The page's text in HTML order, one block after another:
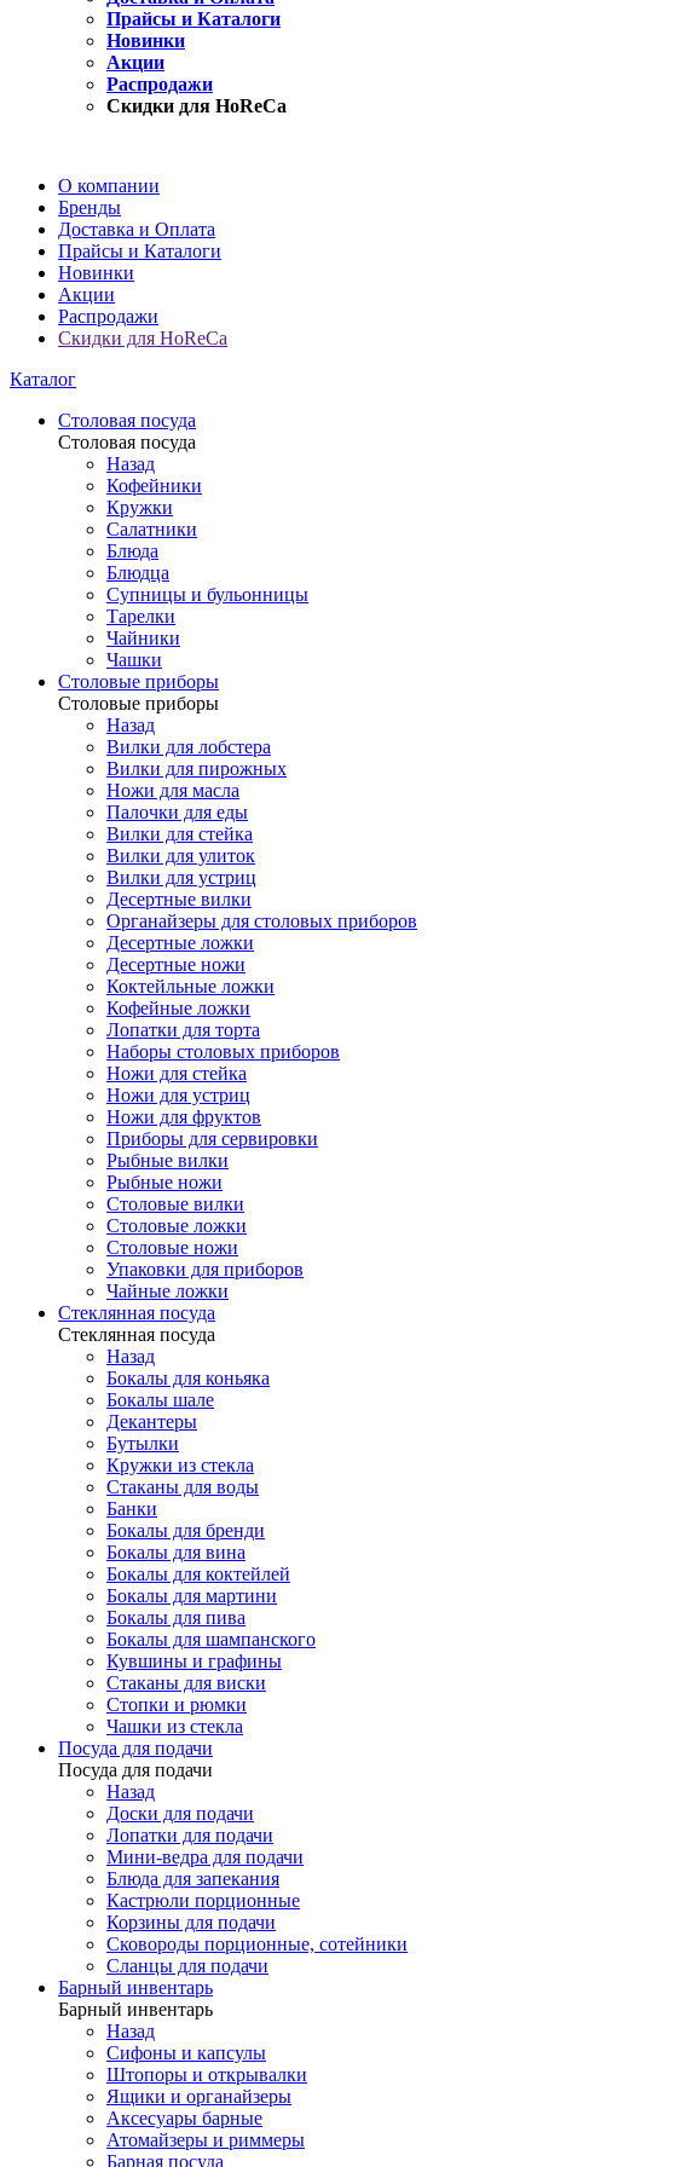
Прайсы и Каталоги
Новинки
Акции
Распродажи
Скидки для HoReCa
О компании
Бренды
Доставка и Оплата
Прайсы и Каталоги
Новинки
Акции
Распродажи
Скидки для HoReCa
Каталог
Столовая посуда
Столовая посуда
Назад
Кофейники
Кружки
Салатники
Блюда
Блюдца
Супницы и бульонницы
Тарелки
Чайники
Чашки
Cтоловые приборы
Cтоловые приборы
Назад
Вилки для лобстера
Вилки для пирожных
Ножи для масла
Палочки для еды
Вилки для стейка
Вилки для улиток
Вилки для устриц
Десертные вилки
Органайзеры для столовых приборов
Десертные ложки
Десертные ножи
Коктейльные ложки
Кофейные ложки
Лопатки для торта
Наборы столовых приборов
Ножи для стейка
Ножи для устриц
Ножи для фруктов
Приборы для сервировки
Рыбные вилки
Рыбные ножи
Столовые вилки
Столовые ложки
Столовые ножи
Упаковки для приборов
Чайные ложки
Стеклянная посуда
Стеклянная посуда
Назад
Бокалы для коньяка
Бокалы шале
Декантеры
Бутылки
Кружки из стекла
Стаканы для воды
Банки
Бокалы для бренди
Бокалы для вина
Бокалы для коктейлей
Бокалы для мартини
Бокалы для пива
Бокалы для шампанского
Кувшины и графины
Стаканы для виски
Стопки и рюмки
Чашки из стекла
Посуда для подачи
Посуда для подачи
Назад
Доски для подачи
Лопатки для подачи
Мини-ведра для подачи
Блюда для запекания
Кастрюли порционные
Корзины для подачи
Сковороды порционные, сотейники
Сланцы для подачи
Барный инвентарь
Барный инвентарь
Назад
Сифоны и капсулы
Штопоры и открывалки
Ящики и органайзеры
Аксесуары барные
Атомайзеры и риммеры
Барная посуда